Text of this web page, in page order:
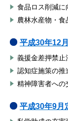
食品ロス削減に
農林水産物・
平成30年12
義援金差押禁止
認知症施策の推
精神障害者への
平成30年9月